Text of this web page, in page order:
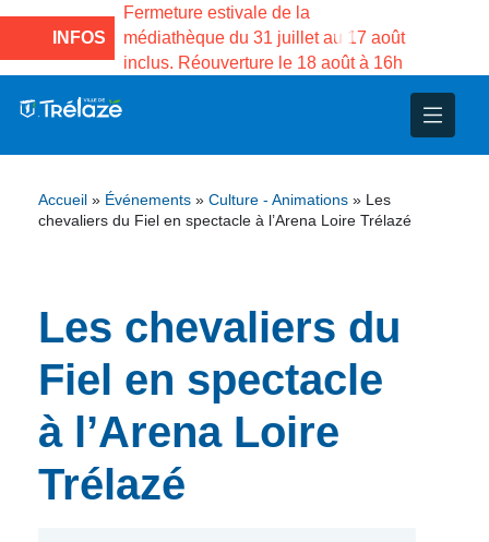
INFOS
la Maison des
de Gama du
Fermeture estivale de la
médiathèque du 31 juillet au 17 août
inclus. Réouverture le 18 août à 16h
– Jumelage
Accueil » Événements » Culture - Animations » Les
chevaliers du Fiel en spectacle à l’Arena Loire Trélazé
Les chevaliers du
Fiel en spectacle
à l’Arena Loire
Trélazé